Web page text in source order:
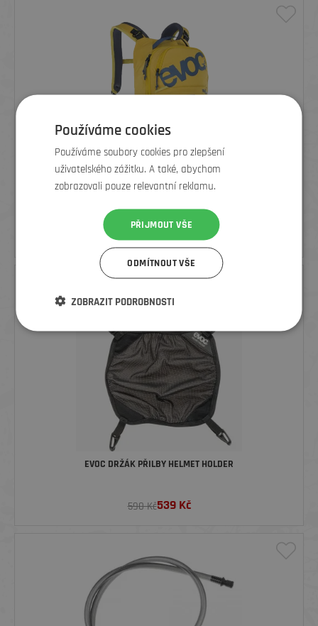
5 990 Kčod5 119Kč
EVOC DRŽÁK PŘILBY HELMET HOLDER
590 Kč539Kč
Používáme cookies
Používáme soubory cookies pro zlepšení
uživatelského zážitku. A také, abychom
zobrazovali pouze relevantní reklamu.
PŘIJMOUT VŠE
ODMÍTNOUT VŠE
ZOBRAZIT PODROBNOSTI